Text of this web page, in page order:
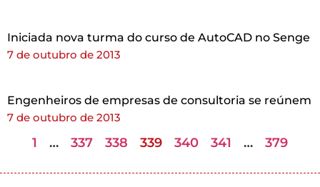
Iniciada nova turma do curso de AutoCAD no Senge
7 de outubro de 2013
Engenheiros de empresas de consultoria se reúnem
7 de outubro de 2013
1 … 337 338 339 340 341 … 379